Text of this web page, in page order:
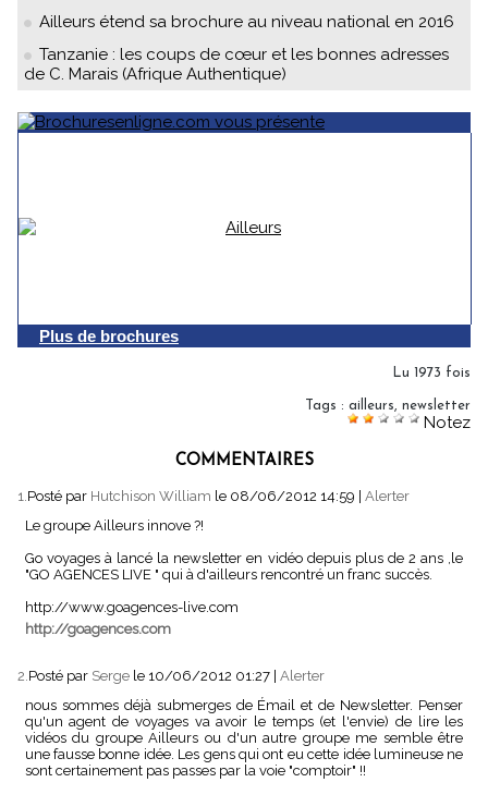
Ailleurs étend sa brochure au niveau national en 2016
Tanzanie : les coups de cœur et les bonnes adresses
de C. Marais (Afrique Authentique)
Plus de brochures
Lu 1973 fois
Tags : ailleurs, newsletter
Notez
COMMENTAIRES
1.Posté par Hutchison William le 08/06/2012 14:59
Alerter
Le groupe Ailleurs innove ?!
Go voyages à lancé la newsletter en vidéo depuis plus de 2 ans ,le
"GO AGENCES LIVE " qui à d'ailleurs rencontré un franc succès.
http://www.goagences-live.com
http://goagences.com
2.Posté par Serge le 10/06/2012 01:27 Alerter
nous sommes déjà submerges de Émail et de Newsletter. Penser
qu'un agent de voyages va avoir le temps (et l'envie) de lire les
vidéos du groupe Ailleurs ou d'un autre groupe me semble être
une fausse bonne idée. Les gens qui ont eu cette idée lumineuse ne
sont certainement pas passes par la voie "comptoir" !!